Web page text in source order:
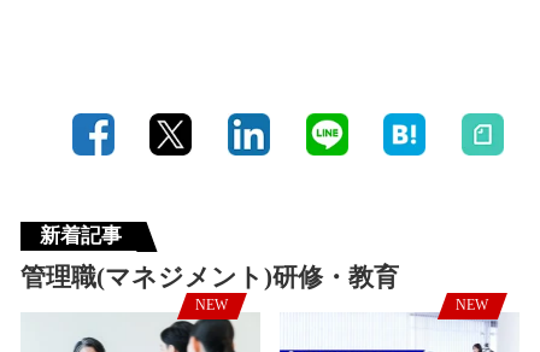
新着記事
管理職(マネジメント)研修・教育
NEW NEW